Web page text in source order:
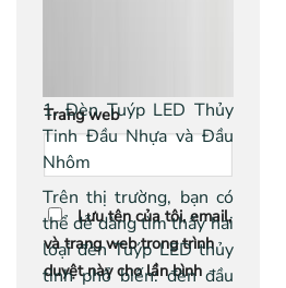
1. Đèn Tuýp LED Thủy
Tinh Đầu Nhựa và Đầu
Nhôm
Trên thị trường, bạn có
thể dễ dàng tìm thấy hai
loại đèn Tuýp LED thủy
tinh phổ biến: đèn đầu
Trang web
Lưu tên của tôi, email,
và trang web trong trình
duyệt này cho lần bình